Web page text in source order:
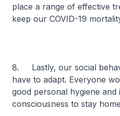
place a range of effective
keep our COVID-19
8. Lastly, our social
have to adapt. Everyone
good personal hygiene and
consciousness to stay